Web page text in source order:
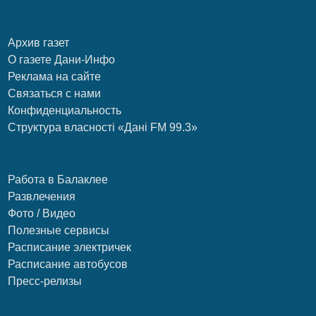
Архив газет
О газете Дани-Инфо
Реклама на сайте
Связаться с нами
Конфиденциальность
Структура власності «Дані FM 99.3»
Работа в Балаклее
Развлечения
Фото / Видео
Полезные сервисы
Расписание электричек
Расписание автобусов
Пресс-релизы